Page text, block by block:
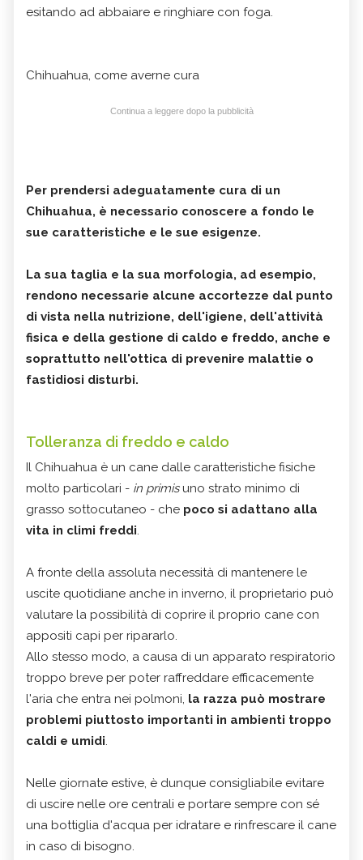
esitando ad abbaiare e ringhiare con foga.
Chihuahua, come averne cura
Continua a leggere dopo la pubblicità
Per prendersi adeguatamente cura di un
Chihuahua, è necessario conoscere a fondo le
sue caratteristiche e le sue esigenze.
La sua taglia e la sua morfologia, ad esempio,
rendono necessarie alcune accortezze dal punto
di vista nella nutrizione, dell'igiene, dell'attività
fisica e della gestione di caldo e freddo, anche e
soprattutto nell'ottica di prevenire malattie o
fastidiosi disturbi.
Tolleranza di freddo e caldo
Il Chihuahua è un cane dalle caratteristiche fisiche
molto particolari - in primisuno strato minimo di
grasso sottocutaneo - che poco si adattano alla
vita in climi freddi.
A fronte della assoluta necessità di mantenere le
uscite quotidiane anche in inverno, il proprietario può
valutare la possibilità di coprire il proprio cane con
appositi capi per ripararlo.
Allo stesso modo, a causa di un apparato respiratorio
troppo breve per poter raffreddare efficacemente
l'aria che entra nei polmoni, la razza può mostrare
problemi piuttosto importanti in ambienti troppo
caldi e umidi.
Nelle giornate estive, è dunque consigliabile evitare
di uscire nelle ore centrali e portare sempre con sé
una bottiglia d'acqua per idratare e rinfrescare il cane
in caso di bisogno.